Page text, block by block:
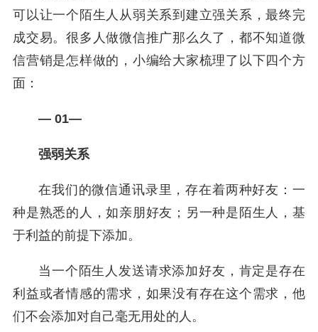
可以让一个陌生人从弱关系到建立强关系，最终完
成交易。很多人做微信推广那么久了，都不知道微
信营销是怎样做的，小编给大家梳理了以下四个方
面：
— 01—
强弱关系
在我们的微信通讯录里，存在着两种好友：一
种是熟悉的人，如亲朋好友；另一种是陌生人，基
于利益的前提下添加。
当一个陌生人发送请求添加好友，肯定是存在
利益或者情感的需求，如果没有存在这个需求，他
们不会添加对自己毫无用处的人。